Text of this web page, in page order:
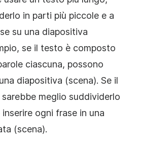
in parti più piccole e a
su una diapositiva
se il testo è composto
ciascuna, possono
diapositiva (scena). Se il
meglio suddividerlo
ogni frase in una
(scena).